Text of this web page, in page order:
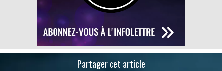
Partager cet article